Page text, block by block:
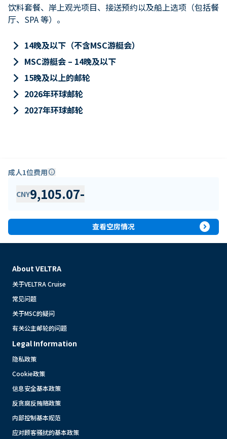
饮料套餐、岸上观光项目、接送预约以及船上选项（包括餐
厅、SPA 等）。
keyboard_arrow_right 14晚及以下（不含MSC游艇会）
keyboard_arrow_right MSC游艇会 – 14晚及以下
keyboard_arrow_right 15晚及以上的邮轮
keyboard_arrow_right 2026年环球邮轮
keyboard_arrow_right 2027年环球邮轮
成人1位费用info
CNY9,105.07-
查看空房情况 expand_circle_right
About VELTRA
关于VELTRA Cruise
常见问题
关于MSC的疑问
有关公主邮轮的问题
Legal Information
隐私政策
Cookie政策
信息安全基本政策
反贪腐反贿赂政策
内部控制基本规范
应对顾客骚扰的基本政策